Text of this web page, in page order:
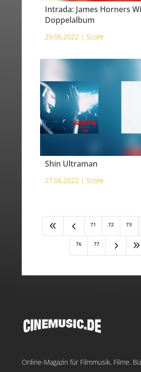
Intrada: James Horners
Doppelalbum
29.06.2022 | Score
Shin Ultraman
27.06.2022 | Score
8 4 71 72 73
76 77 5 9
Online-Magazin für Filmmusik, Filme,